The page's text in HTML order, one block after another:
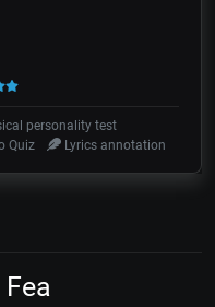
personality test
Quiz Lyrics annotation